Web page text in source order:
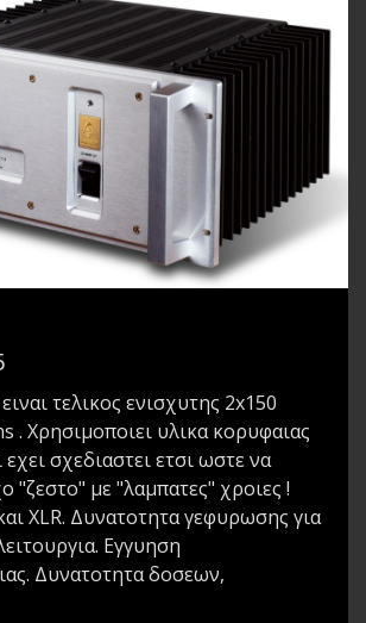
τελικος ενισχυτης 2x150
. Xρησιμοποιει υλικα κορυφαιας
σχεδιαστει ετσι ωστε να
"ζεστο" με "λαμπατες" χροιες !
XLR. Δυνατοτητα γεφυρωσης για
Εγγυηση
Δυνατοτητα δοσεων,